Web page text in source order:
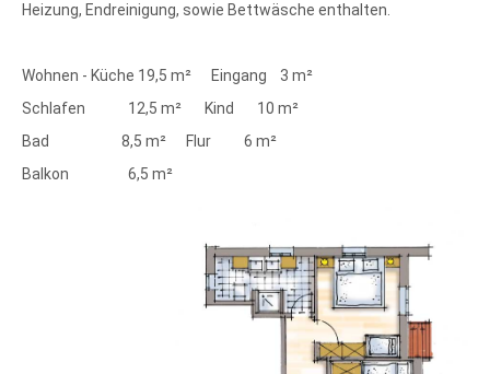
Heizung, Endreinigung, sowie Bettwäsche enthalten.
Wohnen - Küche 19,5 m² Eingang 3 m²
Schlafen 12,5 m² Kind 10 m²
Bad 8,5 m² Flur 6 m²
Balkon 6,5 m²